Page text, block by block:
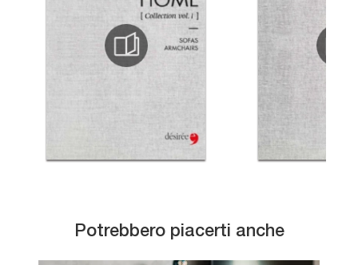
Potrebbero piacerti anche